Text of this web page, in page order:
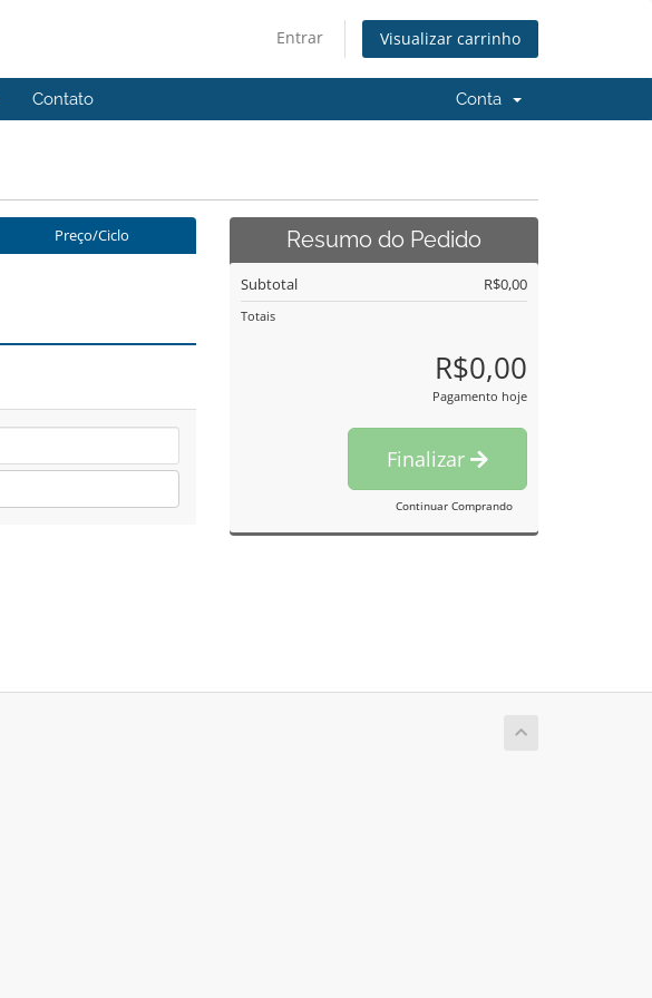
Entrar Visualizar carrinho
Contato Conta
Preço/Ciclo Resumo do Pedido
Subtotal R$0,00
Totais
R$0,00
Pagamento hoje
Finalizar
Continuar Comprando